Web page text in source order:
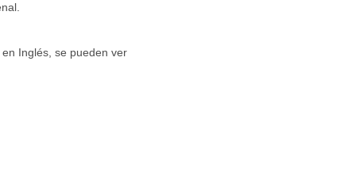
Inglés, se pueden ver